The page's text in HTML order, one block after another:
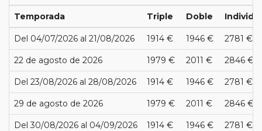
Temporada Triple Doble
Del 04/07/2026 al 21/08/2026 1914 € 1946 € 2781 €
22 de agosto de 2026 1979 € 2011 € 2846 €
Del 23/08/2026 al 28/08/2026 1914 € 1946 € 2781 €
29 de agosto de 2026 1979 € 2011 € 2846 €
Del 30/08/2026 al 04/09/2026 1914 € 1946 € 2781 €